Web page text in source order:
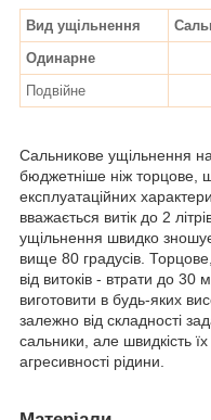
Вид ущільнення
Одинарне
Подвійне
Сальникове ущільнення
бюджетніше ніж торцове,
експлуатаційних
вважається витік до 2
ущільнення швидко
вище 80 градусів.
від витоків - втрати до
виготовити в будь-яких
залежно від складності
сальники, але швидкість
агресивності рідини.